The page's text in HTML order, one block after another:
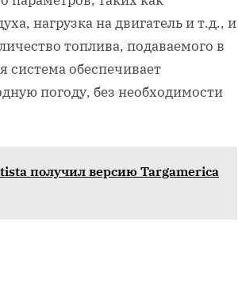
нагрузка на двигатель и т.д., и
топлива, подаваемого в
система обеспечивает
погоду, без необходимости
получил версию Targamerica